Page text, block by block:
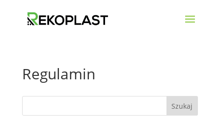
Regulamin